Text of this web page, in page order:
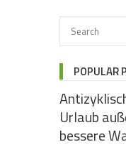
POPULAR
Urlaub
bessere